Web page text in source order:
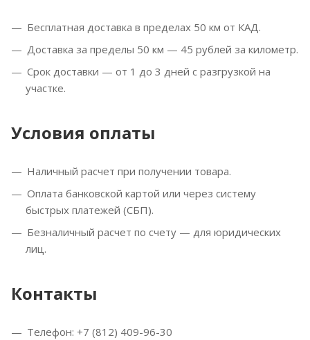
Бесплатная доставка в пределах 50 км от КАД.
Доставка за пределы 50 км — 45 рублей за километр.
Срок доставки — от 1 до 3 дней с разгрузкой на
участке.
Условия оплаты
Наличный расчет при получении товара.
Оплата банковской картой или через систему
быстрых платежей (СБП).
Безналичный расчет по счету — для юридических
лиц.
Контакты
Телефон: +7 (812) 409-96-30